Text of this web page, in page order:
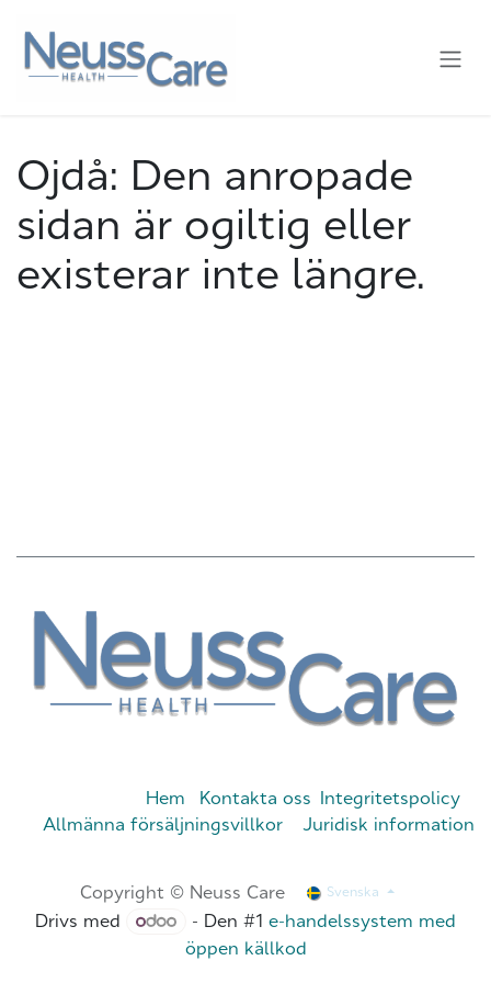
Ojdå: Den anropade
sidan är ogiltig eller
existerar inte längre.
Hem Kontakta oss
Integritetspolicy
Allmänna försäljningsvillkor
Juridisk information
Copyright © Neuss Care Svenska
Drivs med - Den #1 e-handelssystem med
öppen källkod